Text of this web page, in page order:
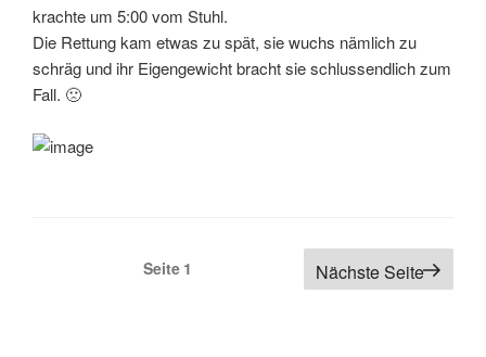
krachte um 5:00 vom Stuhl.
Die Rettung kam etwas zu spät, sie wuchs nämlich zu
schräg und ihr Eigengewicht bracht sie schlussendlich zum
Fall. 🙁
Seitennummerierung
Seite 1 Nächste Seite